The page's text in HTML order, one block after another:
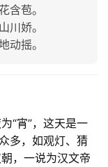
含苞。
川娇。
动摇。
“宵”，这天是一
多，如观灯、猜
，一说为汉文帝